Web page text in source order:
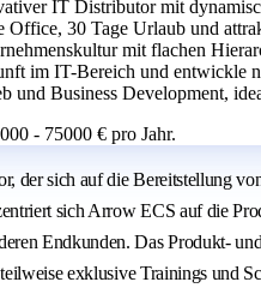
IT Distributor mit
Office, 30 Tage Urlaub und
mit flachen
im IT-Bereich und entwickle
und Business Development,
- 75000 € pro Jahr.
sich auf die Bereitstellung
sich Arrow ECS auf die
Endkunden. Das Produkt-
exklusive Trainings und